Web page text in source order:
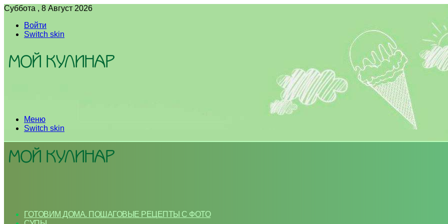
Суббота , 8 Август 2026
Войти
Switch skin
Меню
Switch skin
ГОТОВИМ ДОМА. ПОШАГОВЫЕ РЕЦЕПТЫ С ФОТО